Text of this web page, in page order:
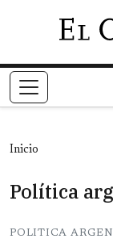
Inicio
Política
POLITICA